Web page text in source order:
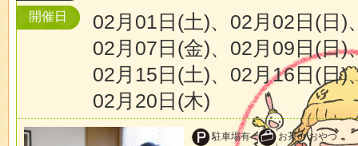
開催日
02月01日(土)、02月02日(日)
02月07日(金)、02月09日(日)
02月15日(土)、02月16日(日)
02月20日(木)
駐車場有 お茶or おやつ